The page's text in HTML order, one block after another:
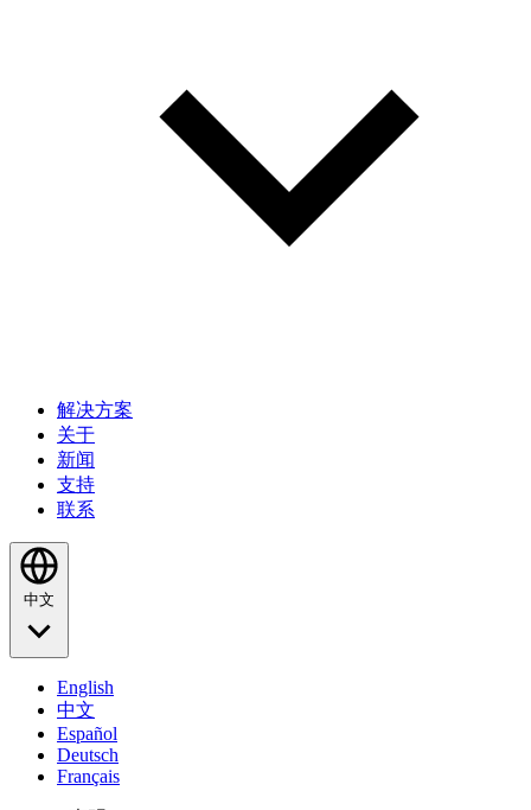
解决方案
关于
新闻
支持
联系
中文
English
中文
Español
Deutsch
Français